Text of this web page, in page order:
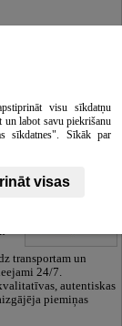
SIA
transportam un
24/7.
autentiskas
piemiņas
visu sīkdatņu
un labot savu piekrišanu
sīkdatnes". Sīkāk par
visas